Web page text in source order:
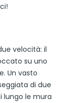
velocità: il
su uno
Un vasto
di due
lungo le mura